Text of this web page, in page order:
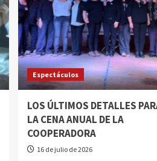
Espectáculos
LOS ÚLTIMOS DETALLES
LA CENA ANUAL DE LA
COOPERADORA
16 de julio de 2026